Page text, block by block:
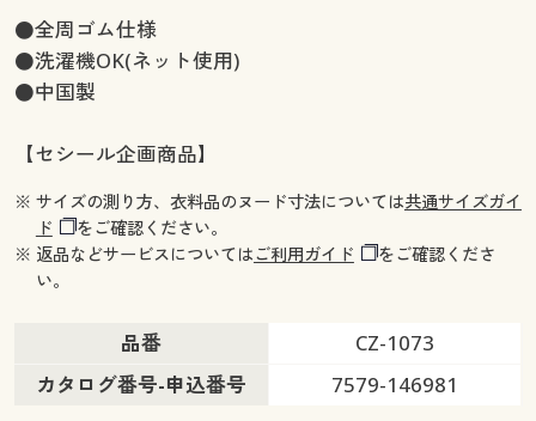
●全周ゴム仕様
●洗濯機OK(ネット使用)
●中国製
【セシール企画商品】
※ サイズの測り方、衣料品のヌード寸法については共通サイズガイ
ド
をご確認ください。
※ 返品などサービスについてはご利用ガイド
をご確認くださ
い。
品番
CZ-1073
カタログ番号-申込番号
7579-146981